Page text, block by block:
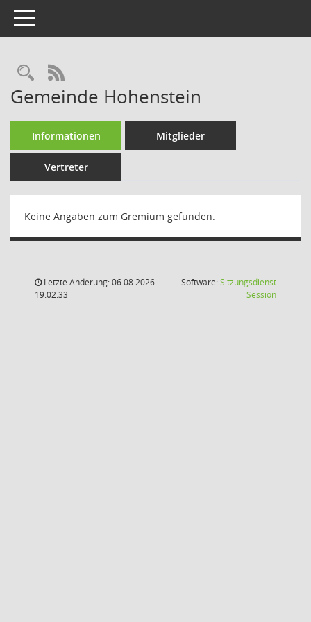
Toggle navigation
Rechercheauswahl
RSS-Feed
Gemeinde Hohenstein
Informationen Mitglieder
Vertreter
Keine Angaben zum Gremium gefunden.
Letzte Änderung: 06.08.2026
19:02:33
Software:Sitzungsdienst
Session(Wird in